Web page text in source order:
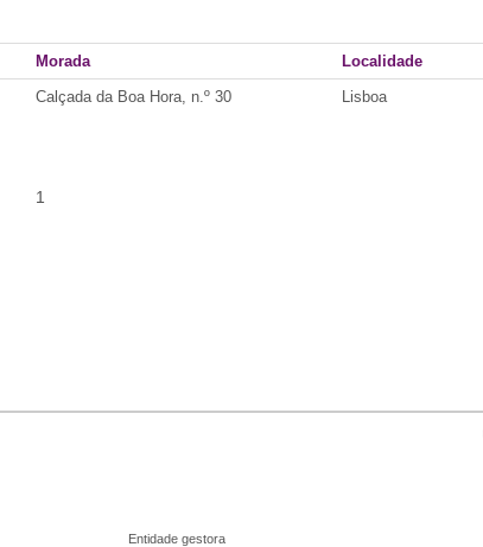
Morada Localidade
Calçada da Boa Hora, n.º 30 Lisboa
1
Entidade gestora